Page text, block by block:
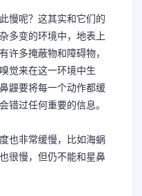
慢呢？这其实和它们的
多变的环境中，地表上
许多掩蔽物和障碍物，
觉来在这一环境中生
鼹要将每一个动作都缓
错过任何重要的信息。
也非常缓慢，比如海蜗
很慢，但仍不能和星鼻